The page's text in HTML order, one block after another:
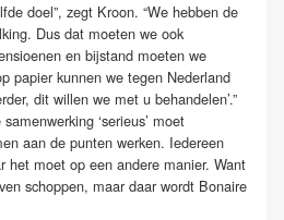
doel”, zegt Kroon. “We hebben de
Dus dat moeten we ook
en bijstand moeten we
papier kunnen we tegen Nederland
dit willen we met u behandelen’.”
‘serieus’ moet
aan de punten werken. Iedereen
het moet op een andere manier. Want
schoppen, maar daar wordt Bonaire